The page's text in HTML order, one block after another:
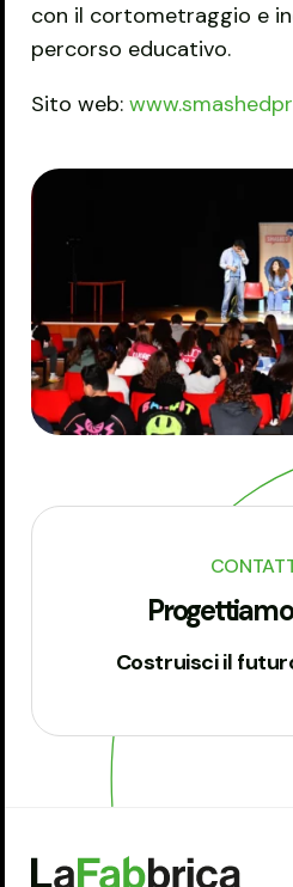
con il cortometraggio e
percorso educativo.
Sito web:
Costruisci il